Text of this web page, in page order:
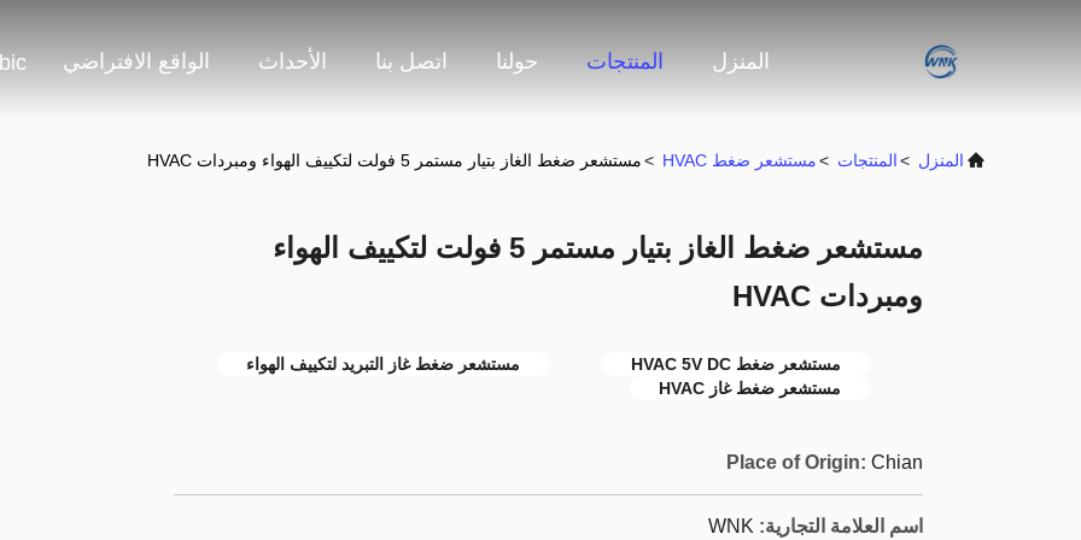
المنزل المنتجات حولنا اتصل بنا الأحداث الواقع الافتراضي
المنزل >المنتجات >مستشعر ضغط HVAC >مستشعر ضغط الغاز بتيار مستمر 5 فولت لتكييف الهواء ومبردات HVAC
مستشعر ضغط الغاز بتيار مستمر 5 فولت لتكييف الهواء
ومبردات HVAC
مستشعر ضغط HVAC 5V DC
مستشعر ضغط غاز التبريد لتكييف الهواء
مستشعر ضغط غاز HVAC
Place of Origin: Chian
اسم العلامة التجارية: WNK